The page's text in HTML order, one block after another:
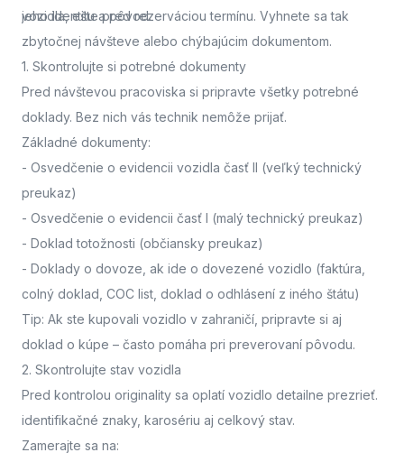
jeho identitu a pôvod.
vozidla,ešte pred rezerváciou termínu. Vyhnete sa tak
zbytočnej návšteve alebo chýbajúcim dokumentom.
1. Skontrolujte si potrebné dokumenty
Pred návštevou pracoviska si pripravte všetky potrebné
doklady. Bez nich vás technik nemôže prijať.
Základné dokumenty:
- Osvedčenie o evidencii vozidla časť II (veľký technický
preukaz)
- Osvedčenie o evidencii časť I (malý technický preukaz)
- Doklad totožnosti (občiansky preukaz)
- Doklady o dovoze, ak ide o dovezené vozidlo (faktúra,
colný doklad, COC list, doklad o odhlásení z iného štátu)
Tip: Ak ste kupovali vozidlo v zahraničí, pripravte si aj
doklad o kúpe – často pomáha pri preverovaní pôvodu.
2. Skontrolujte stav vozidla
Pred kontrolou originality sa oplatí vozidlo detailne prezrieť.
identifikačné znaky, karosériu aj celkový stav.
Zamerajte sa na: